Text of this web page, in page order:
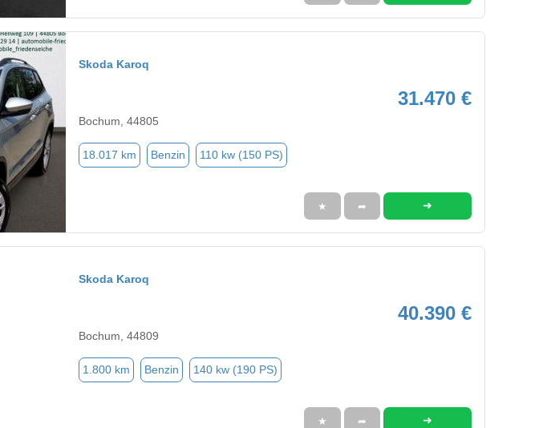
Skoda Karoq
31.470 €
Bochum, 44805
18.017 km Benzin 110 kw (150 PS)
★ ➦ ➜
Skoda Karoq
40.390 €
Bochum, 44809
1.800 km Benzin 140 kw (190 PS)
★ ➦ ➜